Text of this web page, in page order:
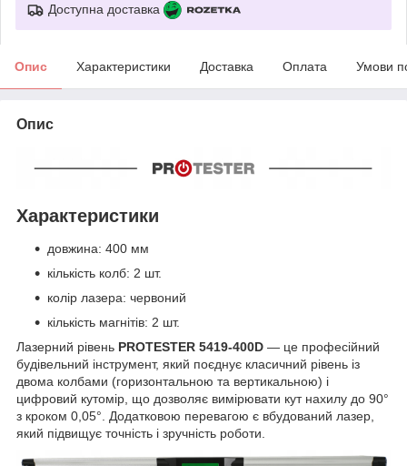
Доступна доставка
Опис Характеристики Доставка Оплата Умови
Опис
Характеристики
довжина: 400 мм
кількість колб: 2 шт.
колір лазера: червоний
кількість магнітів: 2 шт.
Лазерний рівень PROTESTER 5419-400D — це професійний
будівельний інструмент, який поєднує класичний рівень із
двома колбами (горизонтальною та вертикальною) і
цифровий кутомір, що дозволяє вимірювати кут нахилу до 90°
з кроком 0,05°. Додатковою перевагою є вбудований лазер,
який підвищує точність і зручність роботи.